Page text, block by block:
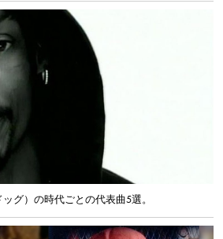
グ）の時代ごとの代表曲5選。